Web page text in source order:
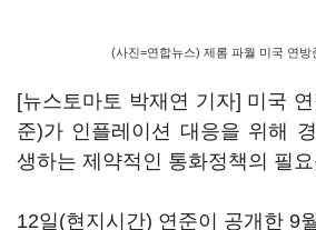
(사진=연합뉴스) 제롬 파월 미국 연방
[뉴스토마토 박재연 기자] 미국
준)가 인플레이션 대응을 위해
생하는 제약적인 통화정책의 필
12일(현지시간) 연준이 공개한 9